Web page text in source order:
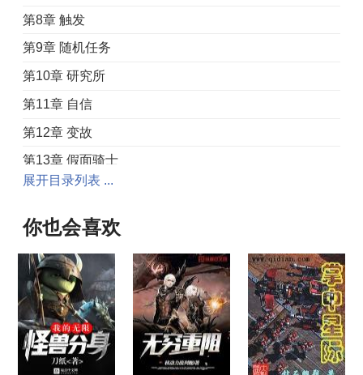
第8章 触发
第9章 随机任务
第10章 研究所
第11章 自信
第12章 变故
第13章 假面骑士
第14章 新角色
第15章 虚影
第17章 二星难度
第18章 我被包围了
第19章 拯救
第20章 探听
展开目录列表 ...
你也会喜欢